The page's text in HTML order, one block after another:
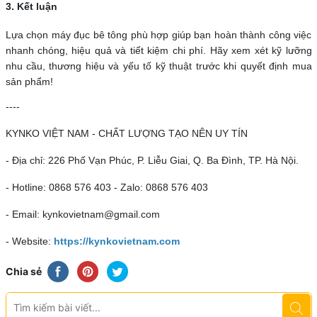
3. Kết luận
Lựa chọn máy đục bê tông phù hợp giúp bạn hoàn thành công việc
nhanh chóng, hiệu quả và tiết kiệm chi phí. Hãy xem xét kỹ lưỡng
nhu cầu, thương hiệu và yếu tố kỹ thuật trước khi quyết định mua
sản phẩm!
----
KYNKO VIỆT NAM - CHẤT LƯỢNG TẠO NÊN UY TÍN
- Địa chỉ: 226 Phố Vạn Phúc, P. Liễu Giai, Q. Ba Đình, TP. Hà Nội.
- Hotline: 0868 576 403 - Zalo: 0868 576 403
- Email: kynkovietnam@gmail.com
- Website: https://kynkovietnam.com
Chia sẻ